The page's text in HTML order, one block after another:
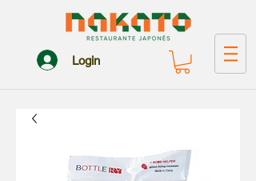
Login